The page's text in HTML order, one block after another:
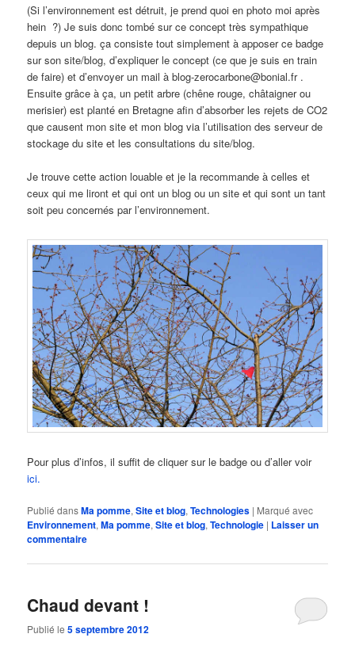
(Si l’environnement est détruit, je prend quoi en photo moi après
hein ?) Je suis donc tombé sur ce concept très sympathique
depuis un blog. ça consiste tout simplement à apposer ce badge
sur son site/blog, d’expliquer le concept (ce que je suis en train
de faire) et d’envoyer un mail à blog-zerocarbone@bonial.fr .
Ensuite grâce à ça, un petit arbre (chêne rouge, châtaigner ou
merisier) est planté en Bretagne afin d’absorber les rejets de CO2
que causent mon site et mon blog via l’utilisation des serveur de
stockage du site et les consultations du site/blog.
Je trouve cette action louable et je la recommande à celles et
ceux qui me liront et qui ont un blog ou un site et qui sont un tant
soit peu concernés par l’environnement.
Pour plus d’infos, il suffit de cliquer sur le badge ou d’aller voir
ici.
Publié dansMa pomme,Site et blog,Technologies | Marqué avec
Environnement,Ma pomme,Site et blog,Technologie | Laisser un
commentaire
Chaud devant !
Publié le5 septembre 2012